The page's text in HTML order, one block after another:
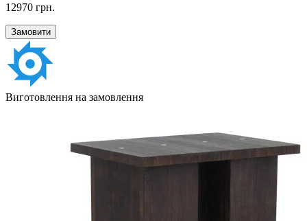
12970 грн.
Замовити
Виготовлення на замовлення